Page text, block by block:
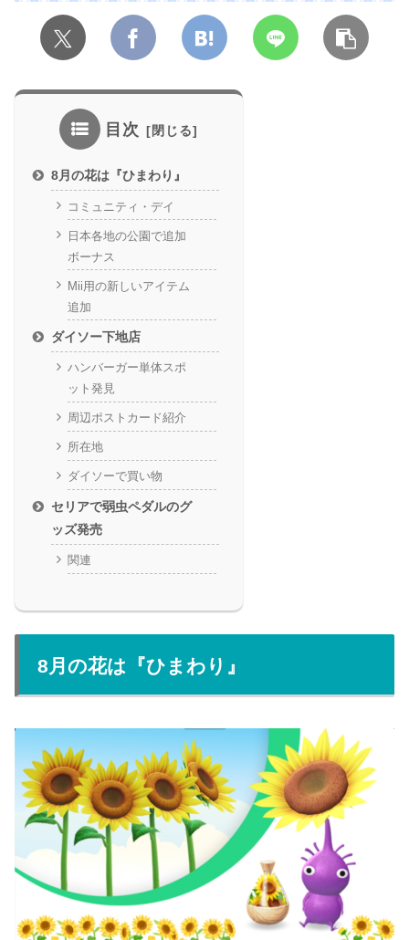
目次
8月の花は『ひまわり』
コミュニティ・デイ
日本各地の公園で追加
ボーナス
Mii用の新しいアイテム
追加
ダイソー下地店
ハンバーガー単体スポ
ット発見
周辺ポストカード紹介
所在地
ダイソーで買い物
セリアで弱虫ペダルのグ
ッズ発売
関連
8月の花は『ひまわり』